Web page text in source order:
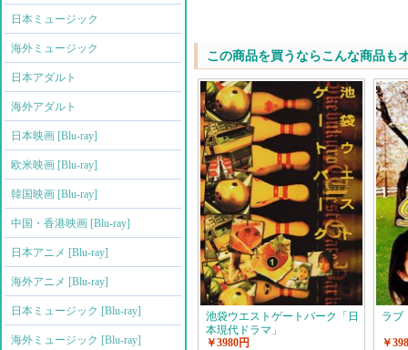
日本ミュージック
海外ミュージック
日本アダルト
海外アダルト
日本映画 [Blu-ray]
欧米映画 [Blu-ray]
韓国映画 [Blu-ray]
中国・香港映画 [Blu-ray]
日本アニメ [Blu-ray]
海外アニメ [Blu-ray]
日本ミュージック [Blu-ray]
海外ミュージック [Blu-ray]
この商品を買うならこんな商品も
池袋ウエストゲートパーク「日
本現代ドラマ」
￥3980円
ラブ
￥